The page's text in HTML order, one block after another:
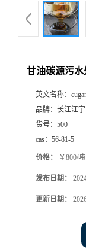
甘油碳源污
英文名称：
品牌： 长江江宇
货号： 500
cas： 56-81-5
价格： ￥800/吨
发布日期：
更新日期：